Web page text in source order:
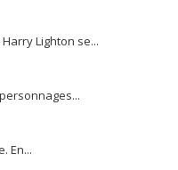
Lighton se...
En...